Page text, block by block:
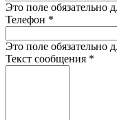
Это поле обязательно
Телефон *
Это поле обязательно
Текст сообщения *